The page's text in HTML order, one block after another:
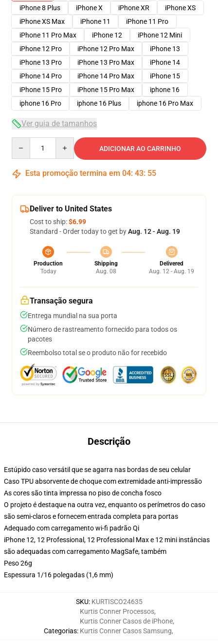
iPhone 8 Plus
iPhone X iPhone XR
iPhone XS
iPhone XS Max
iPhone 11
iPhone 11 Pro
iPhone 11 Pro Max
iPhone 12
iPhone 12 Mini
iPhone 12 Pro
iPhone 12 Pro Max
iPhone 13
iPhone 13 Pro
iPhone 13 Pro Max
iPhone 14
iPhone 14 Pro
iPhone 14 Pro Max
iPhone 15
iPhone 15 Pro
iPhone 15 Pro Max
iphone 16
iphone 16 Pro
iphone 16 Plus iphone 16 Pro Max
Ver guia de tamanhos
ADICIONAR AO CARRINHO
Esta promoção termina em 04: 43: 54
Deliver to United States
Cost to ship:$6.99
Standard - Order today to get byAug. 12 - Aug. 19
Production
Today
Shipping
Aug. 08
Delivered
Aug. 12 - Aug. 19
Transação segura
Entrega mundial na sua porta
Número de rastreamento fornecido para todos os
pacotes
Reembolso total se o produto não for recebido
Descrição
Estúpido caso versátil que se agarra nas bordas de seu celular
Caso TPU absorvente de choque com extremidade anti-impressão
As cores são tinta impressa no piso de concha fosco
O projeto é destaque na outra vez, enquanto os perímetros do caso
são semi-claros e fornecem entrada completa para portas
Adequado com carregamento wi-fi padrão Qi
iPhone 12, 12 Professional, 12 Professional Max e 12 mini instâncias
são adequadas com carregamento MagSafe, também
Peso 26g
Espessura 1/16 polegadas (1,6 mm)
SKU: KURTISCO24635
Categorias:
Kurtis Conner Processos,
Kurtis Conner Casos de iPhone,
Kurtis Conner Casos Samsung,